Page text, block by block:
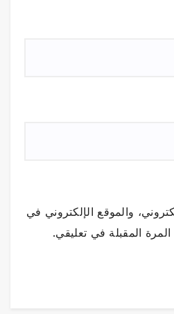
والموقع الإلكتروني في
المقبلة في تعليقي.